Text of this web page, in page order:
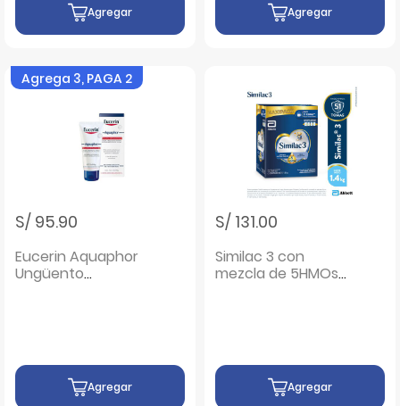
Agregar Agregar
Agrega 3, PAGA 2
S/ 95.90
Eucerin Aquaphor
Ungüento
Agregar
S/ 131.00
Similac 3 con
mezcla de 5HMOs
Agregar